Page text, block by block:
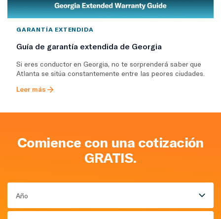
GARANTÍA EXTENDIDA
Guía de garantía extendida de Georgia
Si eres conductor en Georgia, no te sorprenderá saber que
Atlanta se sitúa constantemente entre las peores ciudades.
Leer más
Comience con una cotización
GRATIS.
Año